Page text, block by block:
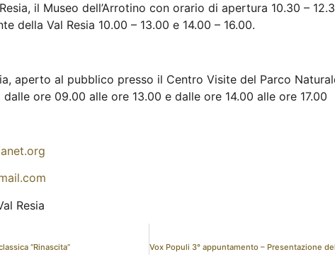
il Museo dell’Arrotino con orario di apertura 10.30 –
della Val Resia 10.00 – 13.00 e 14.00 – 16.00.
aperto al pubblico presso il Centro Visite del Parco
ore 09.00 alle ore 13.00 e dalle ore 14.00 alle ore 17.00
Resia
“Rinascita”